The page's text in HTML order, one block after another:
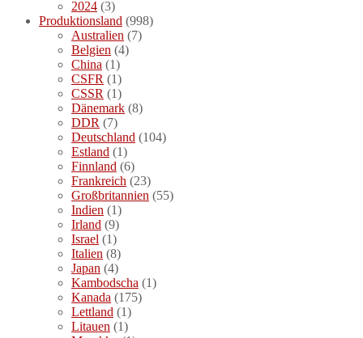
2024 (3)
Produktionsland (998)
Australien (7)
Belgien (4)
China (1)
CSFR (1)
CSSR (1)
Dänemark (8)
DDR (7)
Deutschland (104)
Estland (1)
Finnland (6)
Frankreich (23)
Großbritannien (55)
Indien (1)
Irland (9)
Israel (1)
Italien (8)
Japan (4)
Kambodscha (1)
Kanada (175)
Lettland (1)
Litauen (1)